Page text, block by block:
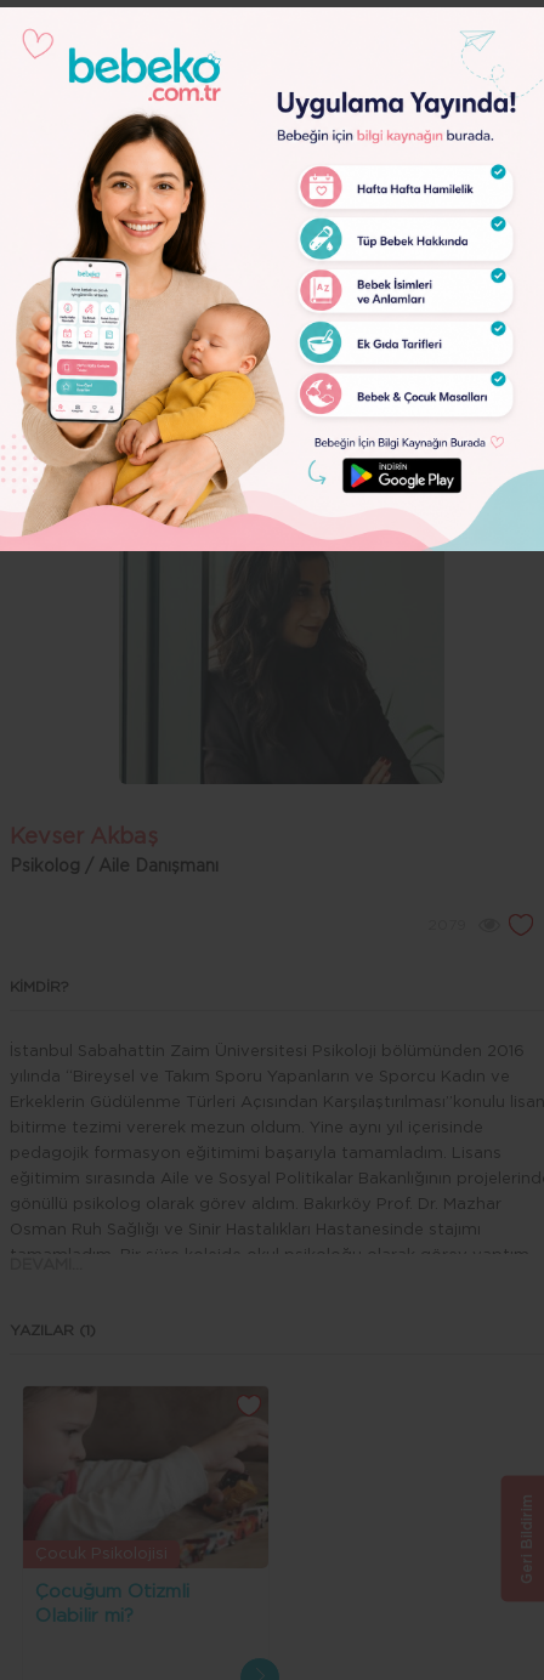
Lorem
Ipsum
Dolor
Lorem
Ipsum
Dolor
Psikolog / Aile Danışmanı
KİMDİR?
İstanbul Sabahattin Zaim Üniversitesi Psikoloji bölümünden 2016
yılında “Bireysel ve Takım Sporu Yapanların ve Sporcu Kadın ve
Erkeklerin Güdülenme Türleri Açısından Karşılaştırılması”konulu
bitirme tezimi vererek mezun oldum. Yine aynı yıl içerisinde
pedagojik formasyon eğitimimi başarıyla tamamladım. Lisans
eğitimim sırasında Aile ve Sosyal Politikalar Bakanlığının
gönüllü psikolog olarak görev aldım. Bakırköy Prof. Dr. Mazhar
Osman Ruh Sağlığı ve Sinir Hastalıkları Hastanesinde stajımı
tamamladım. Bir süre kolejde okul psikoloğu olarak görev yaptım
psikoterapi eğitimlerime devam ettim. Şu an ise kurucusu olduğum
Deneyimsel Oyun Terapisti
Moxo Dikkat Testi Uygulayıcısı
Çocuk Değerlendirme Testleri
Özel Gereksinimli Bireylerle Eğitim
Ergen ve Yetişkin Danışmanlığı
YAZILAR (1)
Çocuğum Otizmli
Olabilir mi?